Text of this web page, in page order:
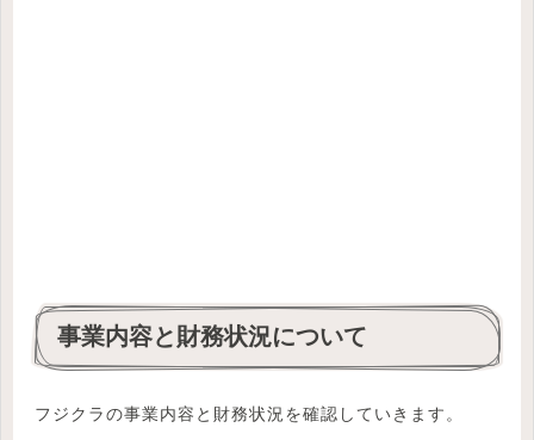
事業内容と財務状況について
フジクラの事業内容と財務状況を確認していきます。